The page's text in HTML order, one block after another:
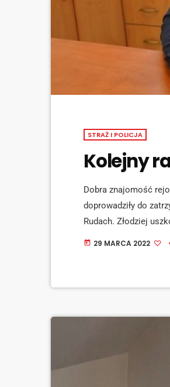
STRAŻ I POLICJA
Kolejny
Dobra znajomość
doprowadziły do
Rudach. Złodziej
prawa skradziony
today 29 MARCA 2022